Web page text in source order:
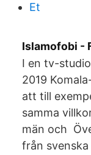
Et
Islamofobi -
I en tv-
2019
att till
samma
män och
från